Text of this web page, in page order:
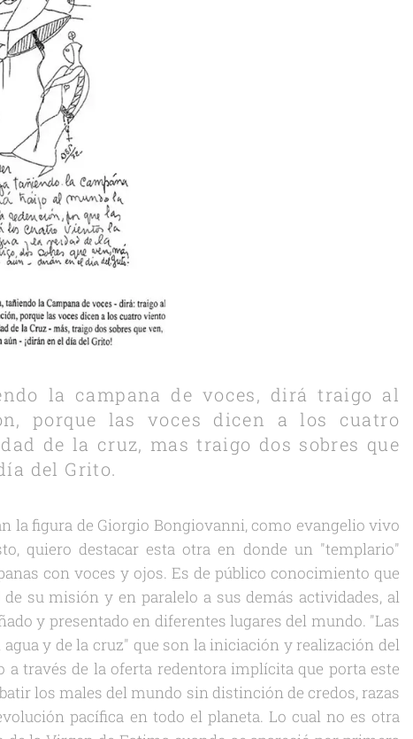
la campana de voces, dirá traigo al
porque las voces dicen a los cuatro
de la cruz, mas traigo dos sobres que
del Grito.
la figura de Giorgio Bongiovanni, como evangelio vivo
quiero destacar esta otra en donde un "templario"
con voces y ojos. Es de público conocimiento que
su misión y en paralelo a sus demás actividades, al
y presentado en diferentes lugares del mundo. "Las
y de la cruz" que son la iniciación y realización del
través de la oferta redentora implícita que porta este
los males del mundo sin distinción de credos, razas
pacífica en todo el planeta. Lo cual no es otra